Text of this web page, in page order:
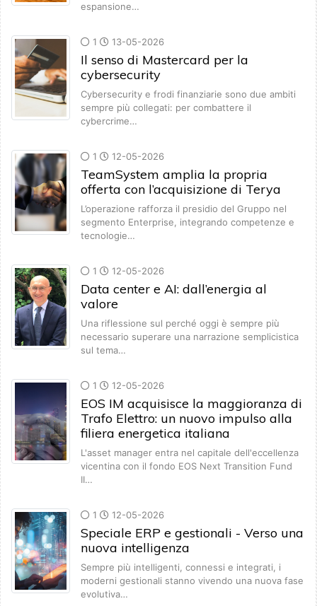
espansione…
1 13-05-2026
Il senso di Mastercard per la
cybersecurity
Cybersecurity e frodi finanziarie sono due ambiti
sempre più collegati: per combattere il
cybercrime…
1 12-05-2026
TeamSystem amplia la propria
offerta con l’acquisizione di Terya
L’operazione rafforza il presidio del Gruppo nel
segmento Enterprise, integrando competenze e
tecnologie…
1 12-05-2026
Data center e AI: dall’energia al
valore
Una riflessione sul perché oggi è sempre più
necessario superare una narrazione semplicistica
sul tema…
1 12-05-2026
EOS IM acquisisce la maggioranza di
Trafo Elettro: un nuovo impulso alla
filiera energetica italiana
L'asset manager entra nel capitale dell'eccellenza
vicentina con il fondo EOS Next Transition Fund
II…
1 12-05-2026
Speciale ERP e gestionali - Verso una
nuova intelligenza
Sempre più intelligenti, connessi e integrati, i
moderni gestionali stanno vivendo una nuova fase
evolutiva…